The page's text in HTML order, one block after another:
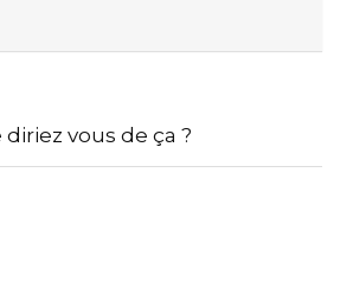
diriez vous de ça ?